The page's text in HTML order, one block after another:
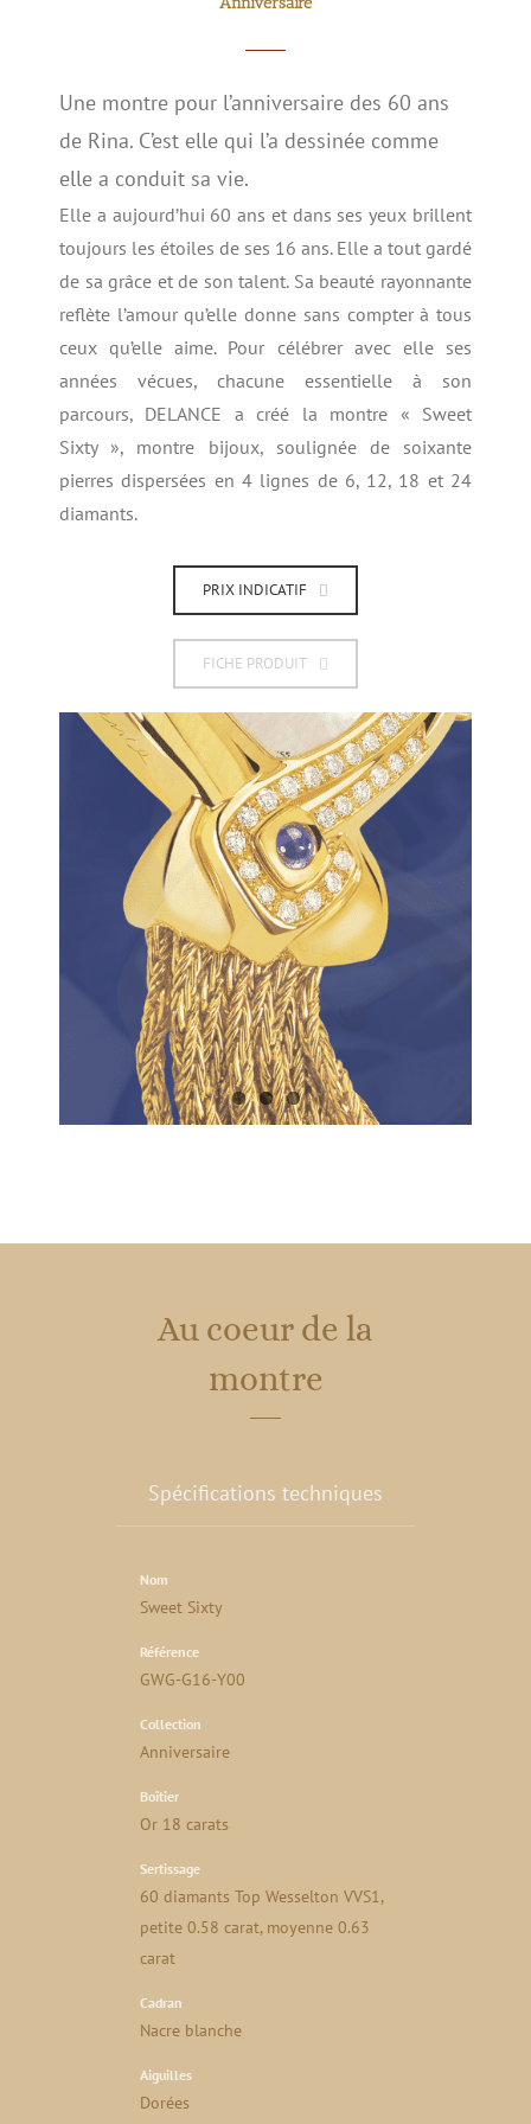
Une montre pour l’anniversaire des 60 ans
de Rina. C’est elle qui l’a dessinée comme
elle a conduit sa vie.
Elle a aujourd’hui 60 ans et dans ses yeux brillent
toujours les étoiles de ses 16 ans. Elle a tout gardé
de sa grâce et de son talent. Sa beauté rayonnante
reflète l’amour qu’elle donne sans compter à tous
ceux qu’elle aime. Pour célébrer avec elle ses
années vécues, chacune essentielle à son
parcours, DELANCE a créé la montre « Sweet
Sixty », montre bijoux, soulignée de soixante
pierres dispersées en 4 lignes de 6, 12, 18 et 24
diamants.
PRIX INDICATIF
FICHE PRODUIT
Au coeur de la
montre
Spécifications techniques
Nom
Sweet Sixty
Référence
GWG-G16-Y00
Collection
Anniversaire
Boîtier
Or 18 carats
Sertissage
60 diamants Top Wesselton VVS1,
petite 0.58 carat, moyenne 0.63
carat
Cadran
Nacre blanche
Aiguilles
Dorées